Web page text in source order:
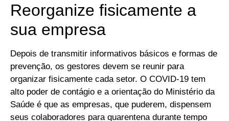
Reorganize fisicamente a
sua empresa
Depois de transmitir informativos básicos e formas de
prevenção, os gestores devem se reunir para
organizar fisicamente cada setor. O COVID-19 tem
alto poder de contágio e a orientação do Ministério da
Saúde é que as empresas, que puderem, dispensem
seus colaboradores para quarentena durante tempo